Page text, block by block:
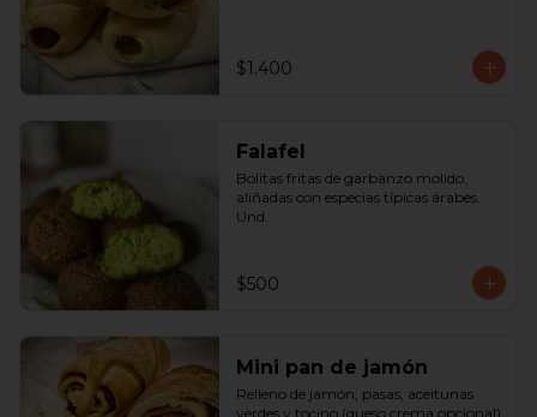
$1.400
Falafel
Bolitas fritas de garbanzo molido,
aliñadas con especias típicas árabes.
Und.
$500
Mini pan de jamón
Relleno de jamón, pasas, aceitunas
verdes y tocino (queso crema opcional)